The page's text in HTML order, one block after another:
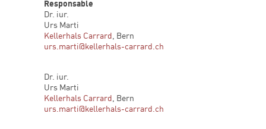
Responsable
Dr. iur.
Urs Marti
Kellerhals Carrard , Bern
urs.marti@kellerhals-carrard.ch
Dr. iur.
Urs Marti
Kellerhals Carrard , Bern
urs.marti@kellerhals-carrard.ch